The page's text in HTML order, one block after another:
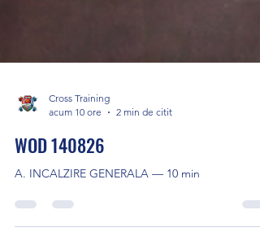
Cross Training
acum 10 ore